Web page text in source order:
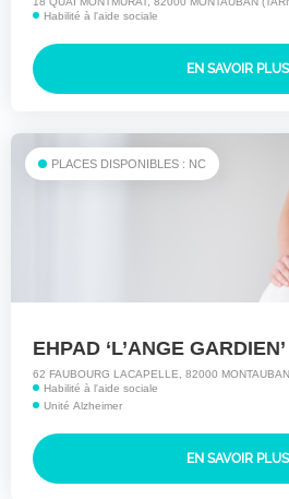
Habilité à l'aide sociale
EN SAVOIR PLUS
PLACES DISPONIBLES : NC
EHPAD ‘L’ANGE GARDIEN’
62 FAUBOURG LACAPELLE, 82000
Habilité à l'aide sociale
Unité Alzheimer
EN SAVOIR PLUS